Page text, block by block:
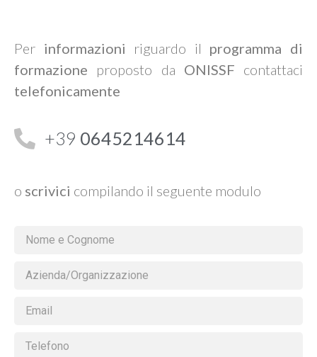
Per informazioni riguardo il programma di
formazione proposto da ONISSF contattaci
telefonicamente
+39 0645214614
o scrivici compilando il seguente modulo